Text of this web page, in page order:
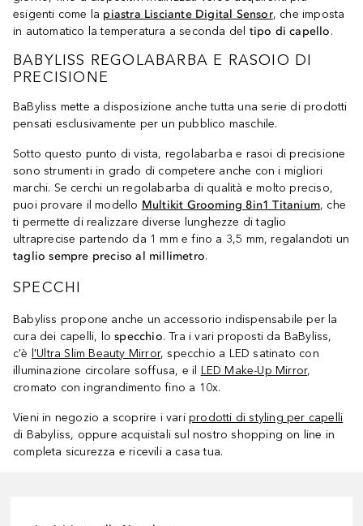
esigenti come la piastra Lisciante Digital Sensor, che imposta
in automatico la temperatura a seconda del tipo di capello.
BABYLISS REGOLABARBA E RASOIO DI
PRECISIONE
BaByliss mette a disposizione anche tutta una serie di prodotti
pensati esclusivamente per un pubblico maschile.
Sotto questo punto di vista, regolabarba e rasoi di precisione
sono strumenti in grado di competere anche con i migliori
marchi. Se cerchi un regolabarba di qualità e molto preciso,
puoi provare il modello Multikit Grooming 8in1 Titanium, che
ti permette di realizzare diverse lunghezze di taglio
ultraprecise partendo da 1 mm e fino a 3,5 mm, regalandoti un
taglio sempre preciso al millimetro.
SPECCHI
Babyliss propone anche un accessorio indispensabile per la
cura dei capelli, lospecchio. Tra i vari proposti da BaByliss,
c'è l'Ultra Slim Beauty Mirror, specchio a LED satinato con
illuminazione circolare soffusa, e il LED Make-Up Mirror,
cromato con ingrandimento fino a 10x.
Vieni in negozio a scoprire i vari prodotti di styling per capelli
di Babyliss, oppure acquistali sul nostro shopping on line in
completa sicurezza e ricevili a casa tua.